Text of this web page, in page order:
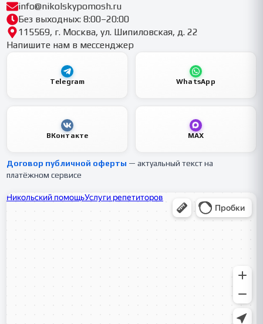
info@nikolskypomosh.ru
Без выходных: 8:00–20:00
115569, г. Москва, ул. Шипиловская, д. 22
Напишите нам в мессенджер
Telegram WhatsApp
ВКонтакте MAX
Договор публичной оферты — актуальный текст на
платёжном сервисе